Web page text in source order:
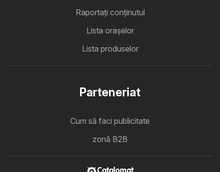
Raportați conținutul
Lista oraşelor
Lista produselor
Parteneriat
Cum să faci publicitate
zonă B2B